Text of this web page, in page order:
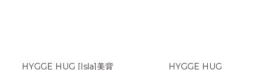
HYGGE HUG [Isla]美背
HYGGE HUG